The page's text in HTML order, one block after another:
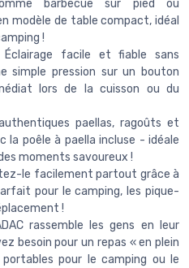
barbecue sur pied ou
modèle de table compact, idéal
!
: Éclairage facile et fiable sans
simple pression sur un bouton
lors de la cuisson ou du
paellas, ragoûts et
la poêle à paella incluse - idéale
moments savoureux !
le facilement partout grâce à
pour le camping, les pique-
!
rassemble les gens en leur
besoin pour un repas « en plein
pour le camping ou le